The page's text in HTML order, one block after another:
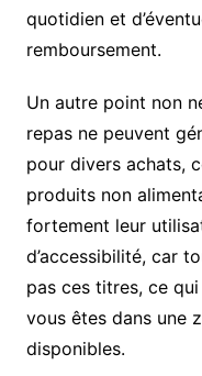
quotidien et
remboursement.
Un autre point non
repas ne peuvent
pour divers achats,
produits non
fortement leur
d’accessibilité, car
pas ces titres, ce
vous êtes dans une
disponibles.